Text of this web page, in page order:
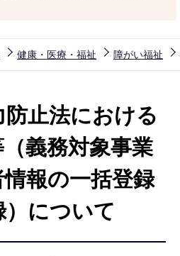
健康・医療・福祉 障がい福祉
止法における
義務対象事業
報の一括登録
）について